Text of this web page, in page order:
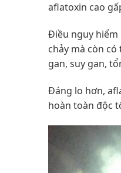
aflatoxin cao
Điều nguy hiểm
chảy mà còn
gan, suy gan,
Đáng lo hơn,
hoàn toàn độc